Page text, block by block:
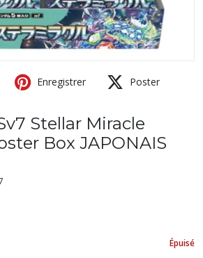
Enregistrer Poster
Stellar Miracle
Box JAPONAIS
Épuisé